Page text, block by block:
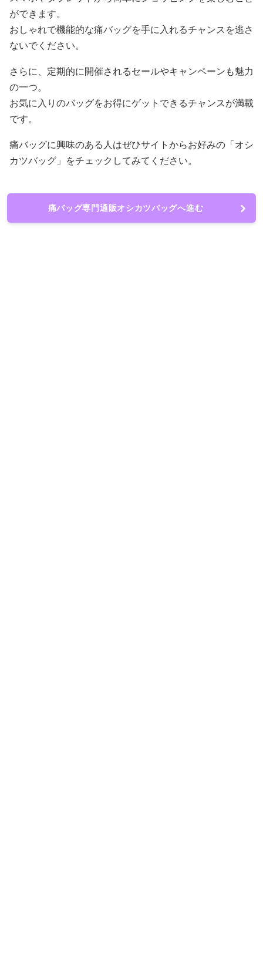
ができます。
おしゃれで機能的な痛バッグを手に入れるチャンスを逃さ
ないでください。
さらに、定期的に開催されるセールやキャンペーンも魅力
の一つ。
お気に入りのバッグをお得にゲットできるチャンスが満載
です。
痛バッグに興味のある人はぜひサイトからお好みの「オシ
カツバッグ」をチェックしてみてください。
痛バッグ専門通販オシカツバッグへ進む